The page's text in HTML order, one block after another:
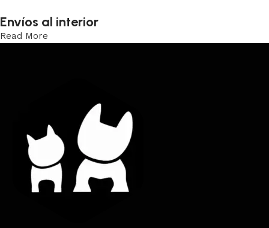
Envíos al interior
Read More